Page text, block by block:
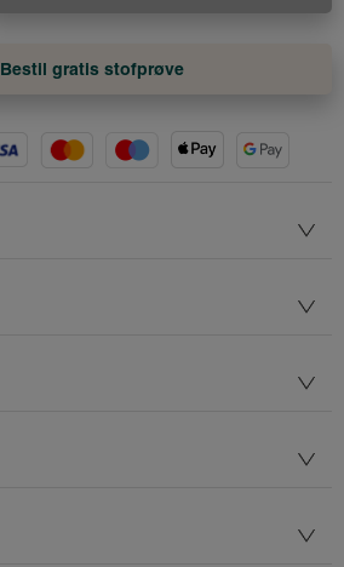
Bestil gratis stofprøve